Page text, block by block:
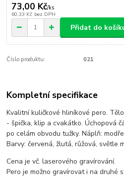
73,00 Kč/ks
60,33 Kč bez DPH
Přidat do
Číslo produktu: 021
Kompletní specifikace
Kvalitní kuličkové hliníkové pero.
- špička, klip a cvakátko. Úchopová
po celám obvodu tužky. Náplň:
Barvy: červená, žlutá, růžová, světle
Cena je vč. laserového gravírování.
Pero je možno gravírovat i na druhé